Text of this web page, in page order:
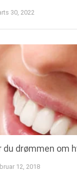
30, 2022
du drømmen om
12, 2018